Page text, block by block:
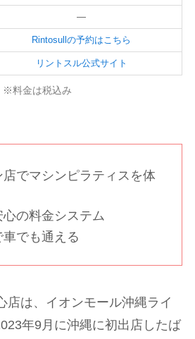
―
Rintosullの予約はこちら
リントスル公式サイト
※料金は税込み
でマシンピラティスを体
の料金システム
でも通える
店は、イオンモール沖縄ライ
年9月に沖縄に初出店したば